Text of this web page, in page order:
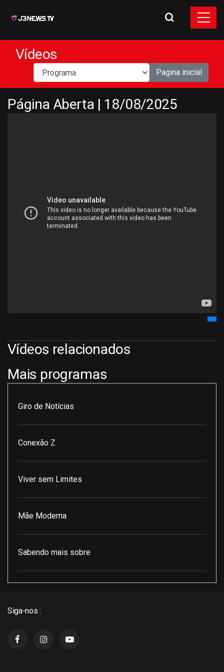
Vídeos
Pagina inicial
Página Aberta | 18/08/2025
Vídeos relacionados
Mais programas
Giro de Notícias
Conexão Z
Viver sem Limites
Mãe Moderna
Sabendo mais sobre
Siga-nos :